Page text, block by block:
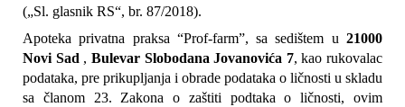
(„Sl. glasnik RS“, br. 87/2018).
Apoteka privatna praksa “Prof-farm”, sa sedištem u 21000
Novi Sad , Bulevar Slobodana Jovanovića 7, kao rukovalac
podataka, pre prikupljanja i obrade podataka o ličnosti u skladu
sa članom 23. Zakona o zaštiti podtaka o ličnosti, ovim